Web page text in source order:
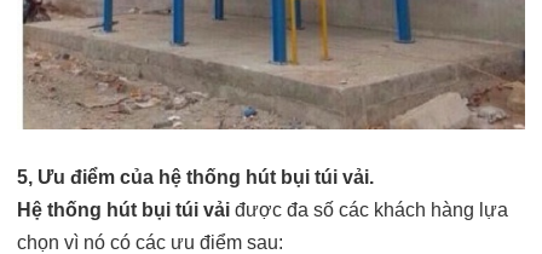
5, Ưu điểm của hệ thống hút bụi túi vải.
Hệ thống hút bụi túi vảiđược đa số các khách hàng lựa
chọn vì nó có các ưu điểm sau: